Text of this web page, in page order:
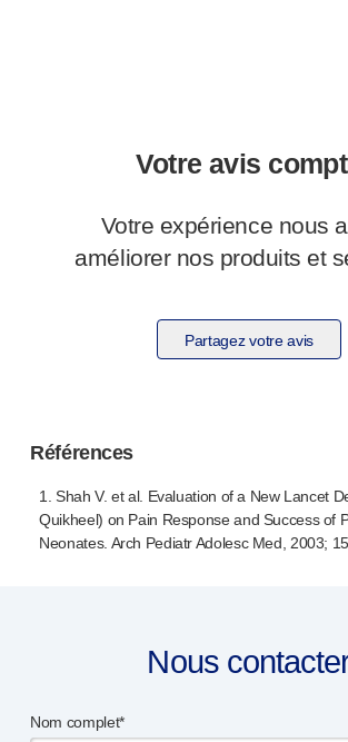
Votre avis
Votre expérience nous
améliorer nos produits et
Partagez votre avis
Références
1. Shah V. et al. Evaluation of a New Lancet
Quikheel) on Pain Response and Success of
Neonates. Arch Pediatr Adolesc Med, 2003;
Nous
Nom complet*